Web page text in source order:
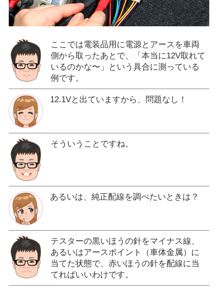
ここでは電装品用に電源とアースを車両
側から取ったあとで、「本当に12V取れて
いるのかな〜」という具合に測っている
例です。
12.1Vと出ていますから、問題なし！
そういうことですね。
あるいは、純正配線を調べたいときは？
テスターの黒いほうの針をマイナス線、
あるいはアースポイント（車体金属）に
当てた状態で、赤いほうの針を配線に当
てればいいわけです。